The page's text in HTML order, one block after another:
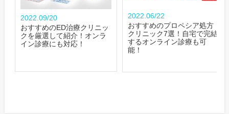
2022.09/20
おすすめのED治療クリニッ
クを厳選して紹介！オンラ
イン診療にも対応！
2022.06/22
おすすめのプロペシア処方
クリニック7選！自宅で完結
するオンライン診療も可
能！